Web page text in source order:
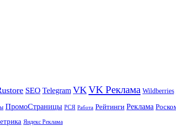
SEO Telegram VKVK Реклама Wildberries
ПромоСтраницы РСЯ Работа Рейтинги Реклама
Яндекс Реклама